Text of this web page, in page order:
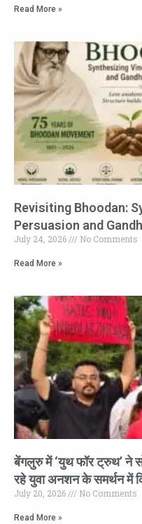
Read More »
Revisiting Bhoodan:
Persuasion and
July 24, 2026 No Comments
Read More »
बेंगलुरु में ‘युथ फॉर ट्रुथ’ ने
रहे युवा अनशन के समर्थन में
July 20, 2026 No Comments
Read More »